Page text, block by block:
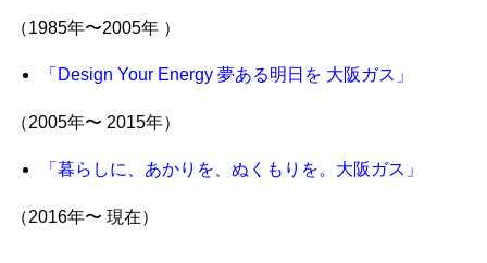
（1985年〜2005年 ）
「Design Your Energy 夢ある明日を 大阪ガス」
（2005年〜 2015年）
「暮らしに、あかりを、ぬくもりを。大阪ガス」
（2016年〜 現在）